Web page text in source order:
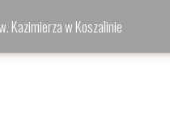
Kazimierza w Koszalinie